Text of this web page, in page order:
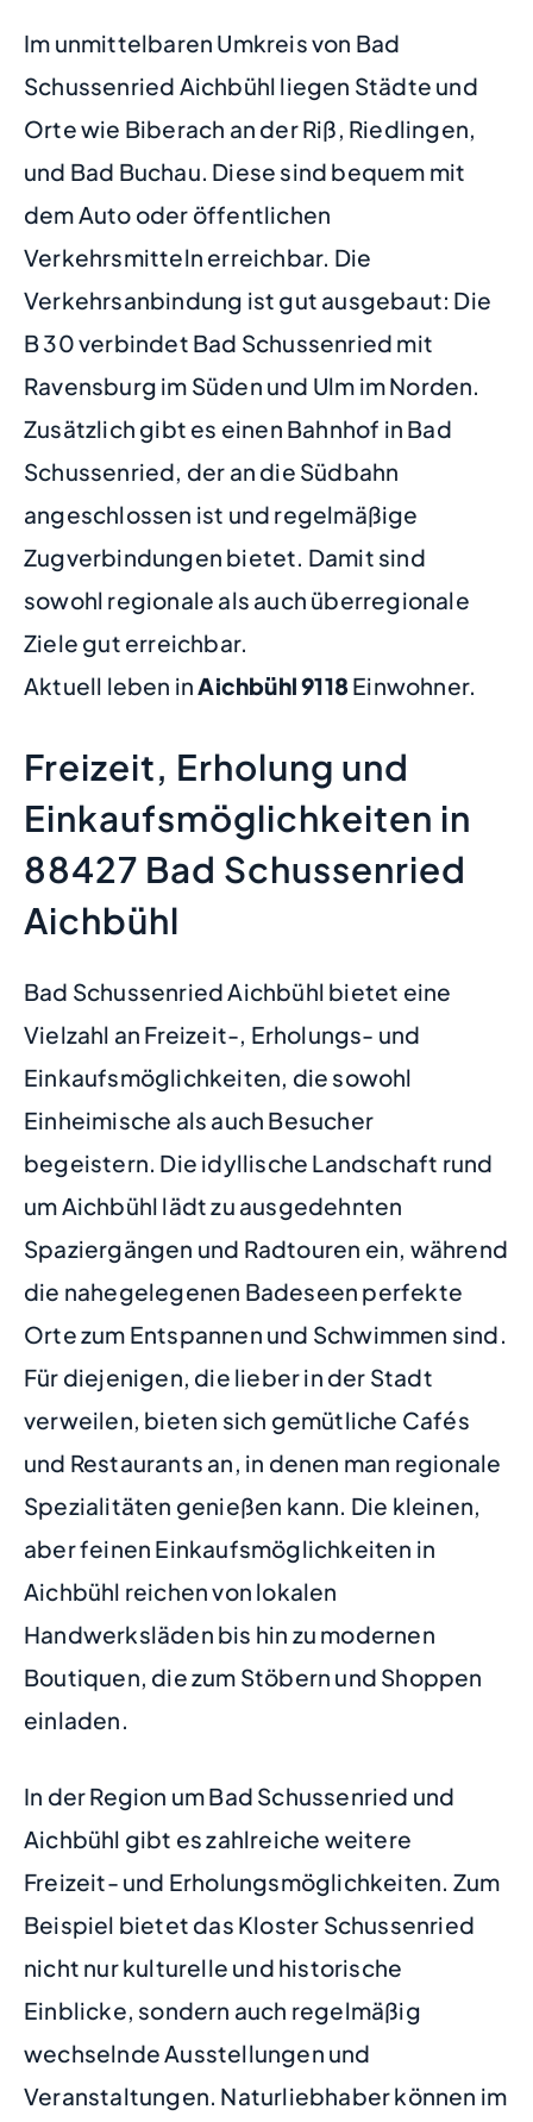
Im unmittelbaren Umkreis von Bad
Schussenried Aichbühl liegen Städte und
Orte wie Biberach an der Riß, Riedlingen,
und Bad Buchau. Diese sind bequem mit
dem Auto oder öffentlichen
Verkehrsmitteln erreichbar. Die
Verkehrsanbindung ist gut ausgebaut: Die
B 30 verbindet Bad Schussenried mit
Ravensburg im Süden und Ulm im Norden.
Zusätzlich gibt es einen Bahnhof in Bad
Schussenried, der an die Südbahn
angeschlossen ist und regelmäßige
Zugverbindungen bietet. Damit sind
sowohl regionale als auch überregionale
Ziele gut erreichbar.
Aktuell leben inAichbühl9118 Einwohner.
Freizeit, Erholung und
Einkaufsmöglichkeiten in
88427 Bad Schussenried
Aichbühl
Bad Schussenried Aichbühl bietet eine
Vielzahl an Freizeit-, Erholungs- und
Einkaufsmöglichkeiten, die sowohl
Einheimische als auch Besucher
begeistern. Die idyllische Landschaft rund
um Aichbühl lädt zu ausgedehnten
Spaziergängen und Radtouren ein, während
die nahegelegenen Badeseen perfekte
Orte zum Entspannen und Schwimmen sind.
Für diejenigen, die lieber in der Stadt
verweilen, bieten sich gemütliche Cafés
und Restaurants an, in denen man regionale
Spezialitäten genießen kann. Die kleinen,
aber feinen Einkaufsmöglichkeiten in
Aichbühl reichen von lokalen
Handwerksläden bis hin zu modernen
Boutiquen, die zum Stöbern und Shoppen
einladen.
In der Region um Bad Schussenried und
Aichbühl gibt es zahlreiche weitere
Freizeit- und Erholungsmöglichkeiten. Zum
Beispiel bietet das Kloster Schussenried
nicht nur kulturelle und historische
Einblicke, sondern auch regelmäßig
wechselnde Ausstellungen und
Veranstaltungen. Naturliebhaber können im